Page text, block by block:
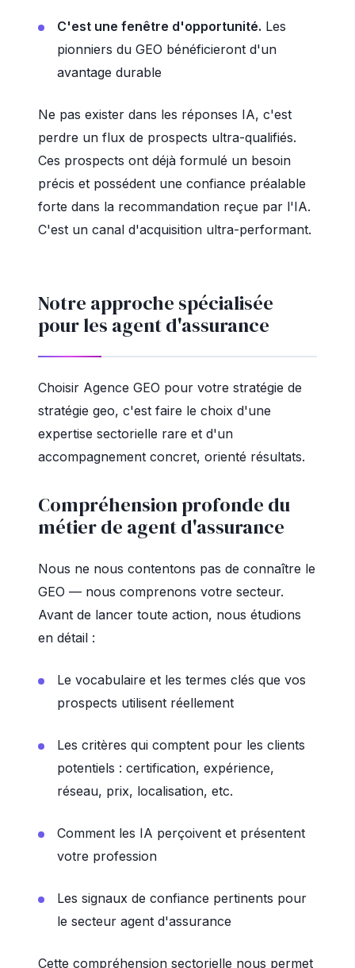
C'est une fenêtre d'opportunité. Les
pionniers du GEO bénéficieront d'un
avantage durable
Ne pas exister dans les réponses IA, c'est
perdre un flux de prospects ultra-qualifiés.
Ces prospects ont déjà formulé un besoin
précis et possédent une confiance préalable
forte dans la recommandation reçue par l'IA.
C'est un canal d'acquisition ultra-performant.
Notre approche spécialisée
pour les agent d'assurance
Choisir Agence GEO pour votre stratégie de
stratégie geo, c'est faire le choix d'une
expertise sectorielle rare et d'un
accompagnement concret, orienté résultats.
Compréhension profonde du
métier de agent d'assurance
Nous ne nous contentons pas de connaître le
GEO — nous comprenons votre secteur.
Avant de lancer toute action, nous étudions
en détail :
Le vocabulaire et les termes clés que vos
prospects utilisent réellement
Les critères qui comptent pour les clients
potentiels : certification, expérience,
réseau, prix, localisation, etc.
Comment les IA perçoivent et présentent
votre profession
Les signaux de confiance pertinents pour
le secteur agent d'assurance
Cette compréhension sectorielle nous permet